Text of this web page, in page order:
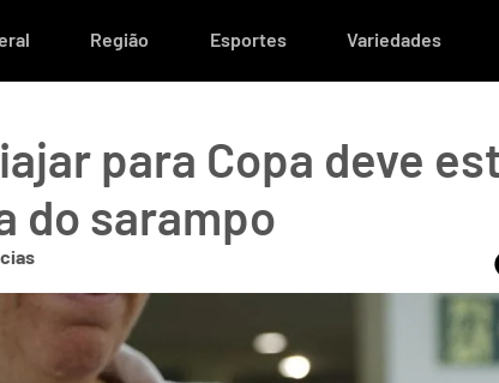
Região Esportes Variedades
para Copa deve
do sarampo